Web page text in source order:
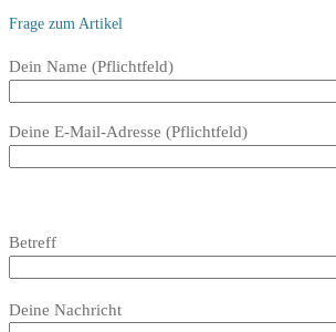
Frage zum Artikel
Bitte
Feld
Dein Name (Pflichtfeld)
Deine E-Mail-Adresse (Pflichtfeld)
dieses
lasse
leer.
Betreff
lasse
Deine Nachricht